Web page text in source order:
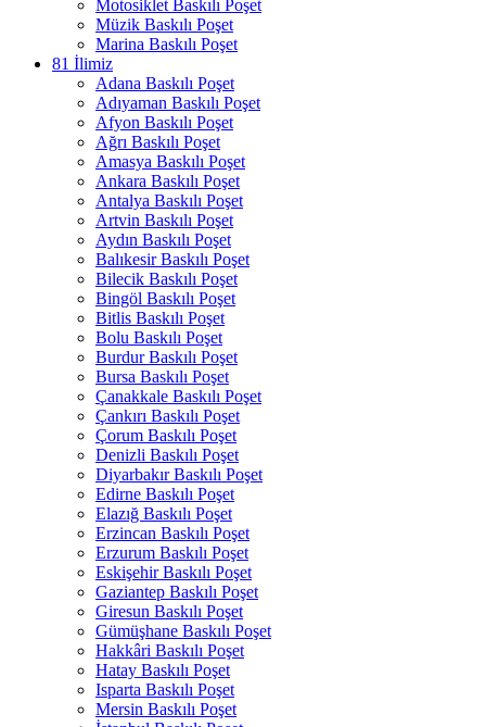
Motosiklet Baskılı Poşet
Müzik Baskılı Poşet
Marina Baskılı Poşet
81 İlimiz
Adana Baskılı Poşet
Adıyaman Baskılı Poşet
Afyon Baskılı Poşet
Ağrı Baskılı Poşet
Amasya Baskılı Poşet
Ankara Baskılı Poşet
Antalya Baskılı Poşet
Artvin Baskılı Poşet
Aydın Baskılı Poşet
Balıkesir Baskılı Poşet
Bilecik Baskılı Poşet
Bingöl Baskılı Poşet
Bitlis Baskılı Poşet
Bolu Baskılı Poşet
Burdur Baskılı Poşet
Bursa Baskılı Poşet
Çanakkale Baskılı Poşet
Çankırı Baskılı Poşet
Çorum Baskılı Poşet
Denizli Baskılı Poşet
Diyarbakır Baskılı Poşet
Edirne Baskılı Poşet
Elazığ Baskılı Poşet
Erzincan Baskılı Poşet
Erzurum Baskılı Poşet
Eskişehir Baskılı Poşet
Gaziantep Baskılı Poşet
Giresun Baskılı Poşet
Gümüşhane Baskılı Poşet
Hakkâri Baskılı Poşet
Hatay Baskılı Poşet
Isparta Baskılı Poşet
Mersin Baskılı Poşet